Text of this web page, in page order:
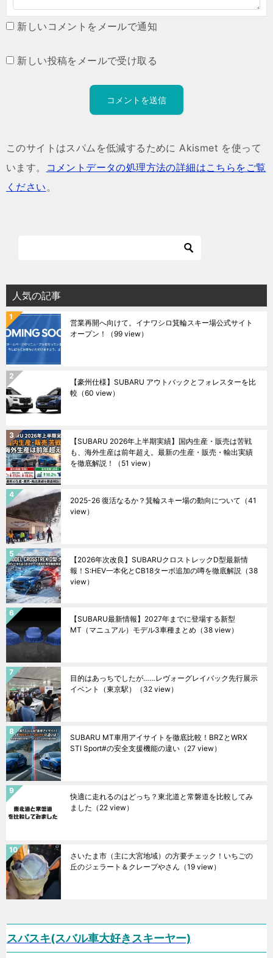
新しいコメントをメールで通知
新しい投稿をメールで受け取る
このサイトはスパムを低減するために Akismet を使って
います。
コメントデータの処理方法の詳細はこちらをご覧
ください。
人気の記事
営業再開へ向けて。イナワシロ箕輪スキー場公式サイト
オープン！
（99 view）
【豪州仕様】SUBARU アウトバックとフォレスターを比
較 （60 view）
【SUBARU 2026年上半期実績】国内生産・販売は苦戦
も、海外生産は前年超え。最新の生産・販売・輸出実績
を徹底解説！
（51 view）
2025-26 復活なるか？箕輪スキー場の動向について （41
view）
【2026年次改良】SUBARUクロストレックD型最新情
報！S:HEV一本化とCB18ターボ追加の噂を徹底解説 （38
view）
【SUBARU最新情報】2027年までに登場する新型
MT（マニュアル）モデル3車種まとめ （38 view）
目的はあっちでしたが……レヴォーグレイバック先行展示
イベント（東京駅）
（32 view）
SUBARU MT車用アイサイトを徹底比較！BRZとWRX
STI Sport#の安全支援機能の違い （27 view）
快適に走れるのはどっち？東北道と常磐道を比較してみ
ました （22 view）
さいたま市（主に大宮地域）の方要チェック！いちごの
丘のジェラート＆クレープやさん （19 view）
スバスキ(スバル車大好きスキーヤー)